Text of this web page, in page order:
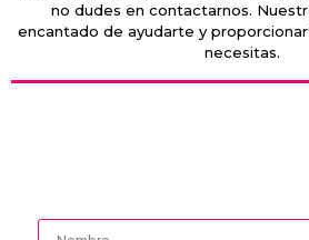
no dudes en contactarnos.
encantado de ayudarte y
necesitas.